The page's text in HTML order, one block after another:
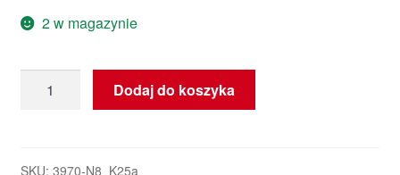
2 w magazynie
Przewód
Peugeot
Dodaj do koszyka
SKU: 3970-N8_K25a